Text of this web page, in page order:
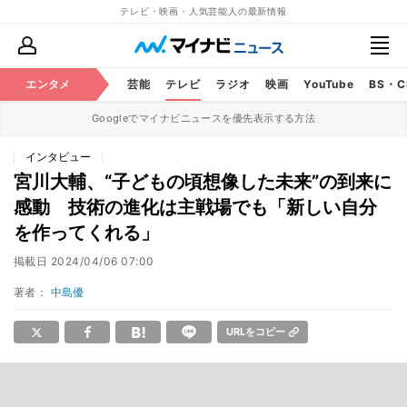
テレビ・映画・人気芸能人の最新情報
エンタメ 芸能 テレビ ラジオ 映画 YouTube BS・
Googleでマイナビニュースを優先表示する方法
インタビュー
宮川大輔、“子どもの頃想像した未来”の到来に
感動 技術の進化は主戦場でも「新しい自分
を作ってくれる」
掲載日 2024/04/06 07:00
著者： 中島優
URLをコピー